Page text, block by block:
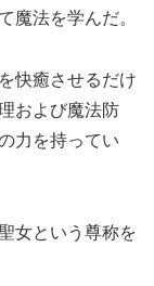
魔法を学んだ。
快癒させるだけ
および魔法防
力を持ってい
女という尊称を